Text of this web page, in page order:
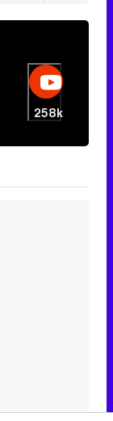
258k